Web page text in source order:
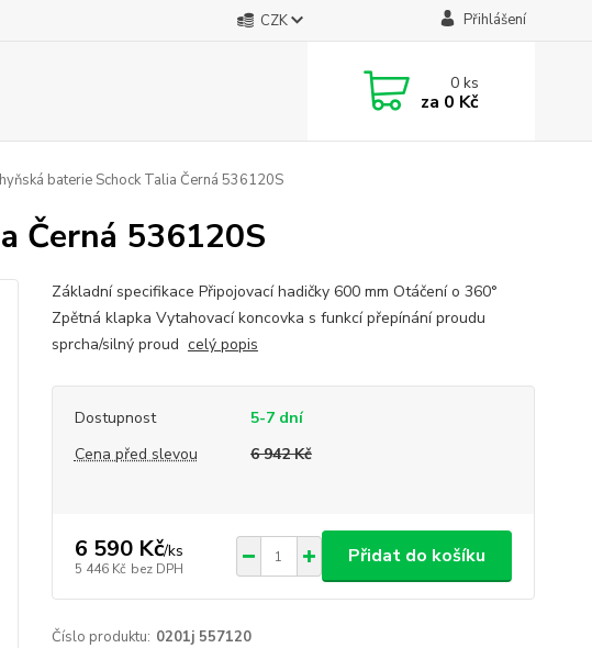
CZK Přihlášení
0ks
za 0 Kč
baterie Schock Talia Černá 536120S
Černá 536120S
Základní specifikace Připojovací hadičky 600 mm Otáčení o 360°
Zpětná klapka Vytahovací koncovka s funkcí přepínání proudu
sprcha/silný proud celý popis
Dostupnost
5-7 dní
Cena před slevou
6 942 Kč
6 590 Kč/ks
5 446 Kč bez DPH
Přidat do košíku
Číslo produktu: 0201j 557120